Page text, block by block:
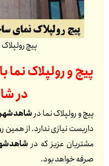
پیچ
پیچ و رولپلاک
در
پیچ و رولپلاک نما در
داربست نیازی ندارد. از همین
مشتریان عزیز که در
صرفه خواهد بود.